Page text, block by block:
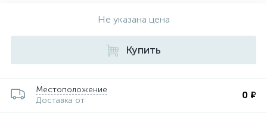
Не указана цена
Купить
Местоположение
Доставка от
0 ₽